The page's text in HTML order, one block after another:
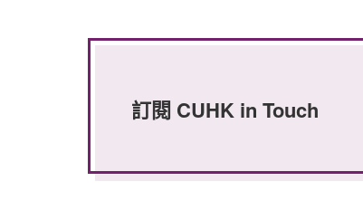
訂閱 CUHK in Touch